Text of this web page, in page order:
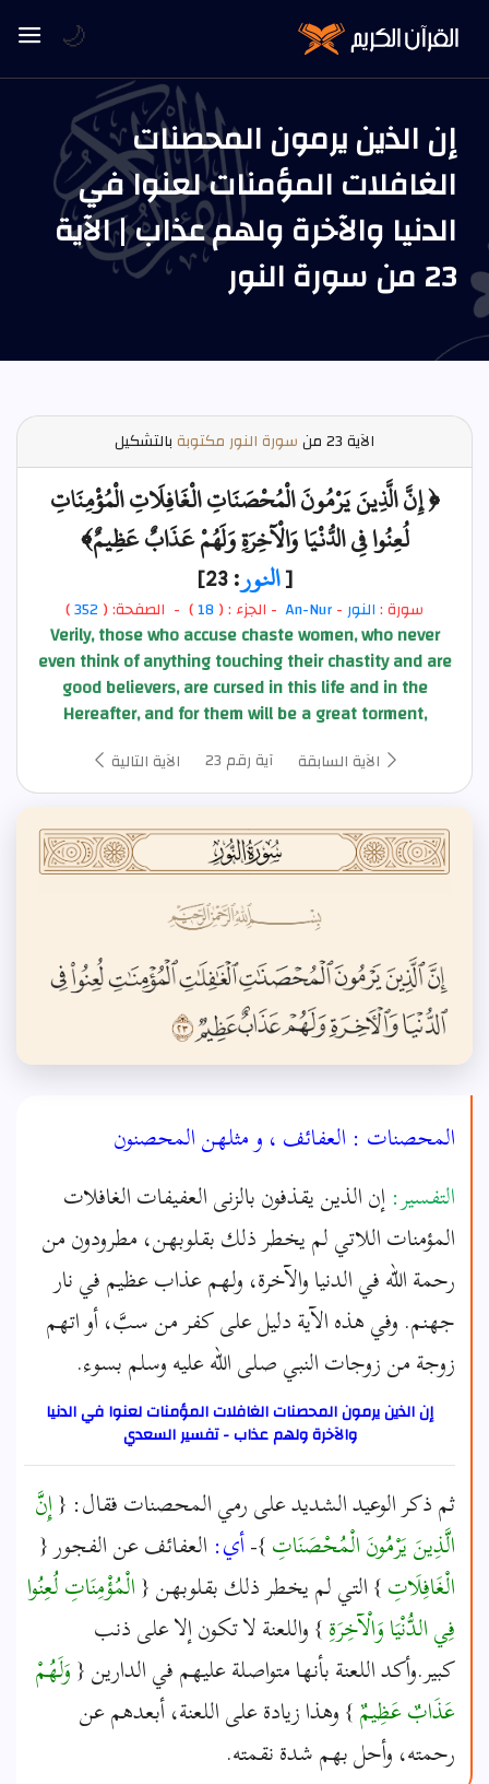
إن الذين يرمون المحصنات
الغافلات المؤمنات لعنوا في
الدنيا والآخرة ولهم عذاب | الآية
23 من سورة النور
الآية سورة النور مكتوبةبالتشكيل
﴿ إِنَّ الَّذِينَ يَرْمُونَ الْمُحْصَنَاتِ الْغَافِلَاتِ الْمُؤْمِنَاتِ
لُعِنُوا فِي الدُّنْيَا وَالْآخِرَةِ وَلَهُمْ عَذَابٌ عَظِيمٌ﴾
[النور: 23]
سورة :النور-
An-Nur - الجزء : ( 18) - الصفحة: ( 352
)
Verily, those who accuse chaste women, who never
even think of anything touching their chastity and are
good believers, are cursed in this life and in the
Hereafter, and for them will be a great torment,
الآية السابقة آية رقم 23 الآية التالية
المحصنات : العفائف ، و مثلهن المحصنون
التفسير: إن الذين يقذفون بالزنى العفيفات الغافلات
المؤمنات اللاتي لم يخطر ذلك بقلوبهن، مطرودون من
رحمة الله في الدنيا والآخرة، ولهم عذاب عظيم في نار
جهنم. وفي هذه الآية دليل على كفر من سبَّ، أو اتهم
زوجة من زوجات النبي صلى الله عليه وسلم بسوء.
إن الذين يرمون المحصنات الغافلات المؤمنات لعنوا في الدنيا
والآخرة ولهم عذاب - تفسير السعدي
ثم ذكر الوعيد الشديد على رمي المحصنات فقال: {إِنَّ
الَّذِينَ يَرْمُونَ الْمُحْصَنَاتِ}-أي: العفائف عن الفجور {
الْغَافِلَاتِ} التي لم يخطر ذلك بقلوبهن {الْمُؤْمِنَاتِ لُعِنُوا
فِي الدُّنْيَا وَالْآخِرَةِ} واللعنة لا تكون إلا على ذنب
كبير.وأكد اللعنة بأنها متواصلة عليهم في الدارين {وَلَهُمْ
عَذَابٌ عَظِيمٌ} وهذا زيادة على اللعنة، أبعدهم عن
رحمته، وأحل بهم شدة نقمته.
🌙